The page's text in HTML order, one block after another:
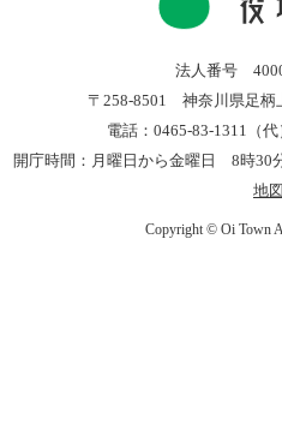
法人番号
〒258-8501 神奈川県足柄
電話：0465-83-1311（
開庁時間：月曜日から金曜日 8時30
地図
Copyright © Oi Town